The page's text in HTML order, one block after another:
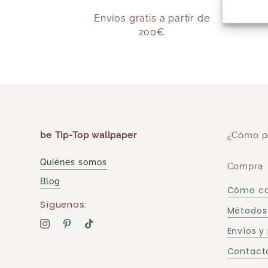
Envíos gratis a partir de
200€
be Tip-Top wallpaper
Quiénes somos
Blog
Síguenos:
¿Cómo
Compra
Cómo
Envíos y